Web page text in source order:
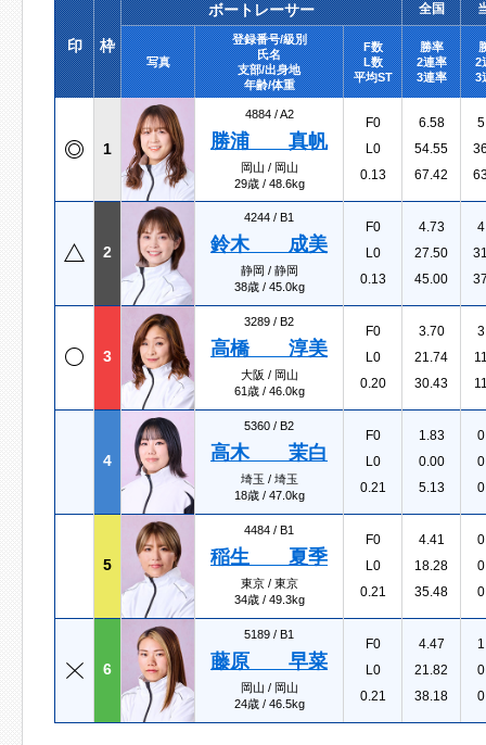
印 枠
ボートレーサー 全国
写真
登録番号/級別
氏名
支部/出身地
年齢/体重
F数
L数
平均ST
勝率
2連率
3連率
2
3
1
4884 /A2
勝浦 真帆
岡山 / 岡山
29歳 / 48.6kg
F0
L0
0.13
6.58
54.55
67.42
2
4244 / B1
鈴木 成美
静岡 / 静岡
38歳 / 45.0kg
F0
L0
0.13
4.73
27.50
45.00
3
3289 / B2
高橋 淳美
大阪 / 岡山
61歳 / 46.0kg
F0
L0
0.20
3.70
21.74
30.43
4
5360 / B2
高木 茉白
埼玉 / 埼玉
18歳 / 47.0kg
F0
L0
0.21
1.83
0.00
5.13
5
4484 / B1
稲生 夏季
東京 / 東京
34歳 / 49.3kg
F0
L0
0.21
4.41
18.28
35.48
6
5189 / B1
藤原 早菜
岡山 / 岡山
24歳 / 46.5kg
F0
L0
0.21
4.47
21.82
38.18